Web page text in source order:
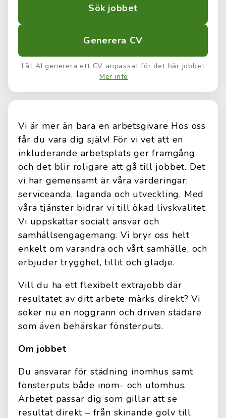
Sök jobbet
Generera CV
Låt AI generera ett CV anpassat för det här jobbet
Mer info
Vi är mer än bara en arbetsgivare Hos oss
får du vara dig själv! För vi vet att en
inkluderande arbetsplats ger framgång
och det blir roligare att gå till jobbet. Det
vi har gemensamt är våra värderingar;
serviceanda, laganda och utveckling. Med
våra tjänster bidrar vi till ökad livskvalitet.
Vi uppskattar socialt ansvar och
samhällsengagemang. Vi bryr oss helt
enkelt om varandra och vårt samhälle, och
erbjuder trygghet, tillit och glädje.
Vill du ha ett flexibelt extrajobb där
resultatet av ditt arbete märks direkt? Vi
söker nu en noggrann och driven städare
som även behärskar fönsterputs.
Om jobbet
Du ansvarar för städning inomhus samt
fönsterputs både inom- och utomhus.
Arbetet passar dig som gillar att se
resultat direkt – från skinande golv till